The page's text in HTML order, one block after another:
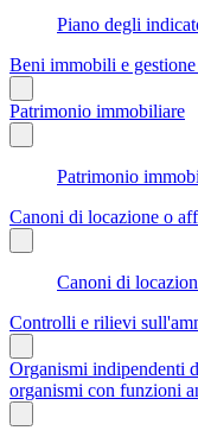
Piano degli
Beni immobili e
Patrimonio immobiliare
Patrimonio
Canoni di locazione o
Canoni di
Controlli e rilievi
Organismi indipendenti
organismi con funzioni